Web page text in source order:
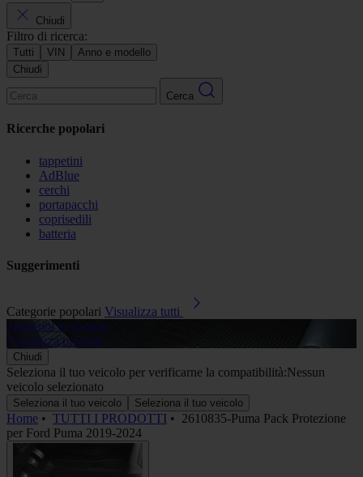
Chiudi
Filtro di ricerca:
Tutti VIN
Anno e modello
Chiudi
Cerca
Ricerche popolari
tappetini
AdBlue
cerchi
portapacchi
coprisedili
batteria
Suggerimenti
Categorie popolari Visualizza tutti
Tappetini in gomma
Visualizza prodotti
Chiudi
Seleziona il tuo veicolo per verificarne la compatibilità:Nessun
veicolo selezionato
Seleziona il tuo veicolo Seleziona il tuo veicolo
Home • TUTTI I PRODOTTI • 2610835-Puma Pack Protezione
per Ford Puma 2019-2024